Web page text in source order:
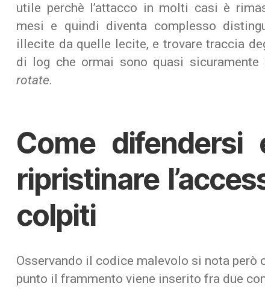
utile perchè l’attacco in molti casi è
mesi e quindi diventa complesso
illecite da quelle lecite, e trovare traccia
di log che ormai sono quasi
rotate.
Come difendersi
ripristinare
colpiti
Osservando il codice malevolo si nota però
punto il frammento viene inserito fra due